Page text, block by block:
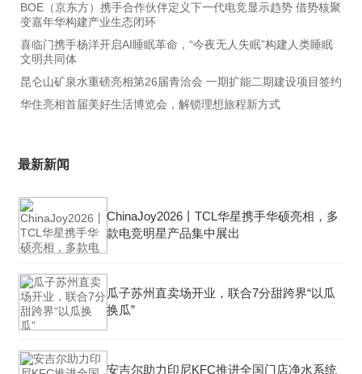
BOE（京东方）携手合作伙伴定义下一代电竞显示趋势 借势核聚
变嘉年华构建产业生态闭环
喜临门携手杨洋开启AI睡眠革命，“今夜无人失眠”构建人类睡眠
文明共同体
昆仑山矿泉水重磅亮相第26届青洽会 一期扩能二期建设项目签约
华住亮相首届美好生活博览会，解锁理想旅程新方式
最新新闻
ChinaJoy2026丨TCL华星携手华硕亮相，多
款电竞明星产品集中展出
瓜子苏州直卖场开业，联合7分甜跨界“以瓜
换瓜”
安吉尔助力印尼KFC推进全国门店净水系统